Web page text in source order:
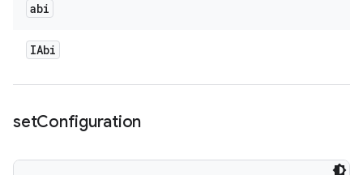
abi
IAbi
setConfiguration